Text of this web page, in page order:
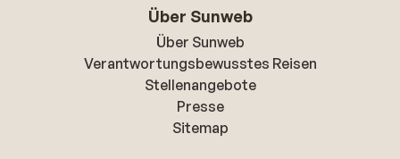
Über Sunweb
Über Sunweb
Verantwortungsbewusstes Reisen
Stellenangebote
Presse
Sitemap